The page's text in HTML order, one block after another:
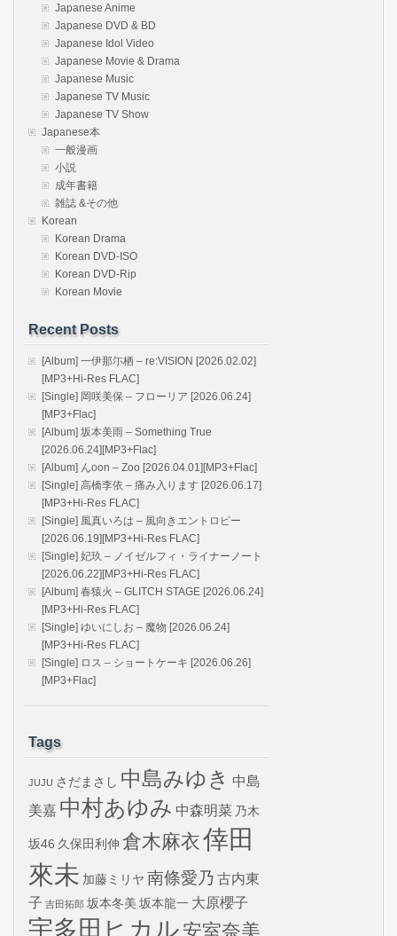
Japanese Anime
Japanese DVD & BD
Japanese Idol Video
Japanese Movie & Drama
Japanese Music
Japanese TV Music
Japanese TV Show
Japanese本
一般漫画
小説
成年書籍
雑誌 &その他
Korean
Korean Drama
Korean DVD-ISO
Korean DVD-Rip
Korean Movie
Recent Posts
[Album] 一伊那尓栖 – re:VISION [2026.02.02]
[MP3+Hi-Res FLAC]
[Single] 岡咲美保 – フローリア [2026.06.24]
[MP3+Flac]
[Album] 坂本美雨 – Something True
[2026.06.24][MP3+Flac]
[Album] んoon – Zoo [2026.04.01][MP3+Flac]
[Single] 高橋李依 – 痛み入ります [2026.06.17]
[MP3+Hi-Res FLAC]
[Single] 風真いろは – 風向きエントロピー
[2026.06.19][MP3+Hi-Res FLAC]
[Single] 妃玖 – ノイゼルフィ・ライナーノート
[2026.06.22][MP3+Hi-Res FLAC]
[Album] 春猿火 – GLITCH STAGE [2026.06.24]
[MP3+Hi-Res FLAC]
[Single] ゆいにしお – 魔物 [2026.06.24]
[MP3+Hi-Res FLAC]
[Single] ロス – ショートケーキ [2026.06.26]
[MP3+Flac]
Tags
JUJU さだまさし 中島みゆき 中島
美嘉 中村あゆみ 中森明菜 乃木
坂46 久保田利伸 倉木麻衣倖田
來未 加藤ミリヤ 南條愛乃 古内東
子 吉田拓郎 坂本冬美 坂本龍一 大原櫻子
宇多田ヒカル安室奈美